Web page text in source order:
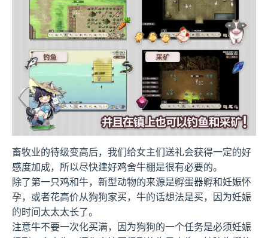
畜牧业的待级变高后，我们给女主们送礼会获得一定的好
感度加成，所以尽快建好鸡舍牛棚是很有必要的。
除了第一只鸡和牛，新型动物的来源是孵蛋器孵和妊娠怀
孕，或者花高价从狗狗家买，牛的话想法是买，因为妊娠
的时间太太太长了。
注意牛不要一次化买满，因为狗狗的一个任务是必须妊娠